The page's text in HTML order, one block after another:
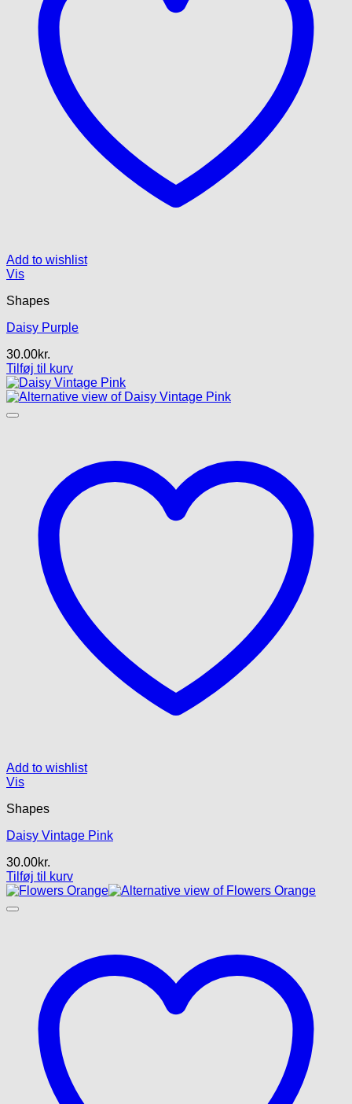
Add to wishlist
Vis
Shapes
Daisy Purple
30.00kr.
Tilføj til kurv
Add to wishlist
Vis
Shapes
Daisy Vintage Pink
30.00kr.
Tilføj til kurv